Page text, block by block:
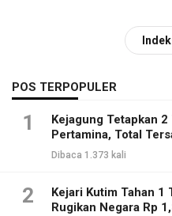
POS TERPOPULER
1
Kejagung Tetapkan
Pertamina, Total
Dibaca 1.373 kali
2
Kejari Kutim Tahan 1
Rugikan Negara Rp